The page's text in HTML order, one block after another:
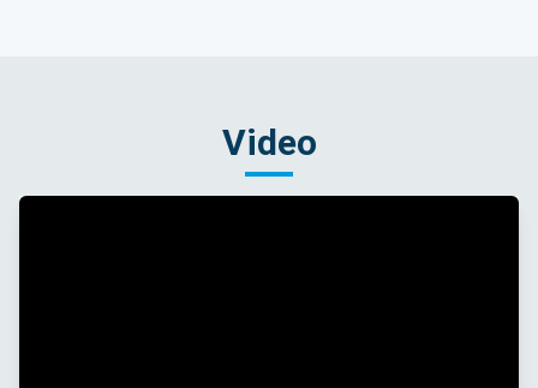
Video